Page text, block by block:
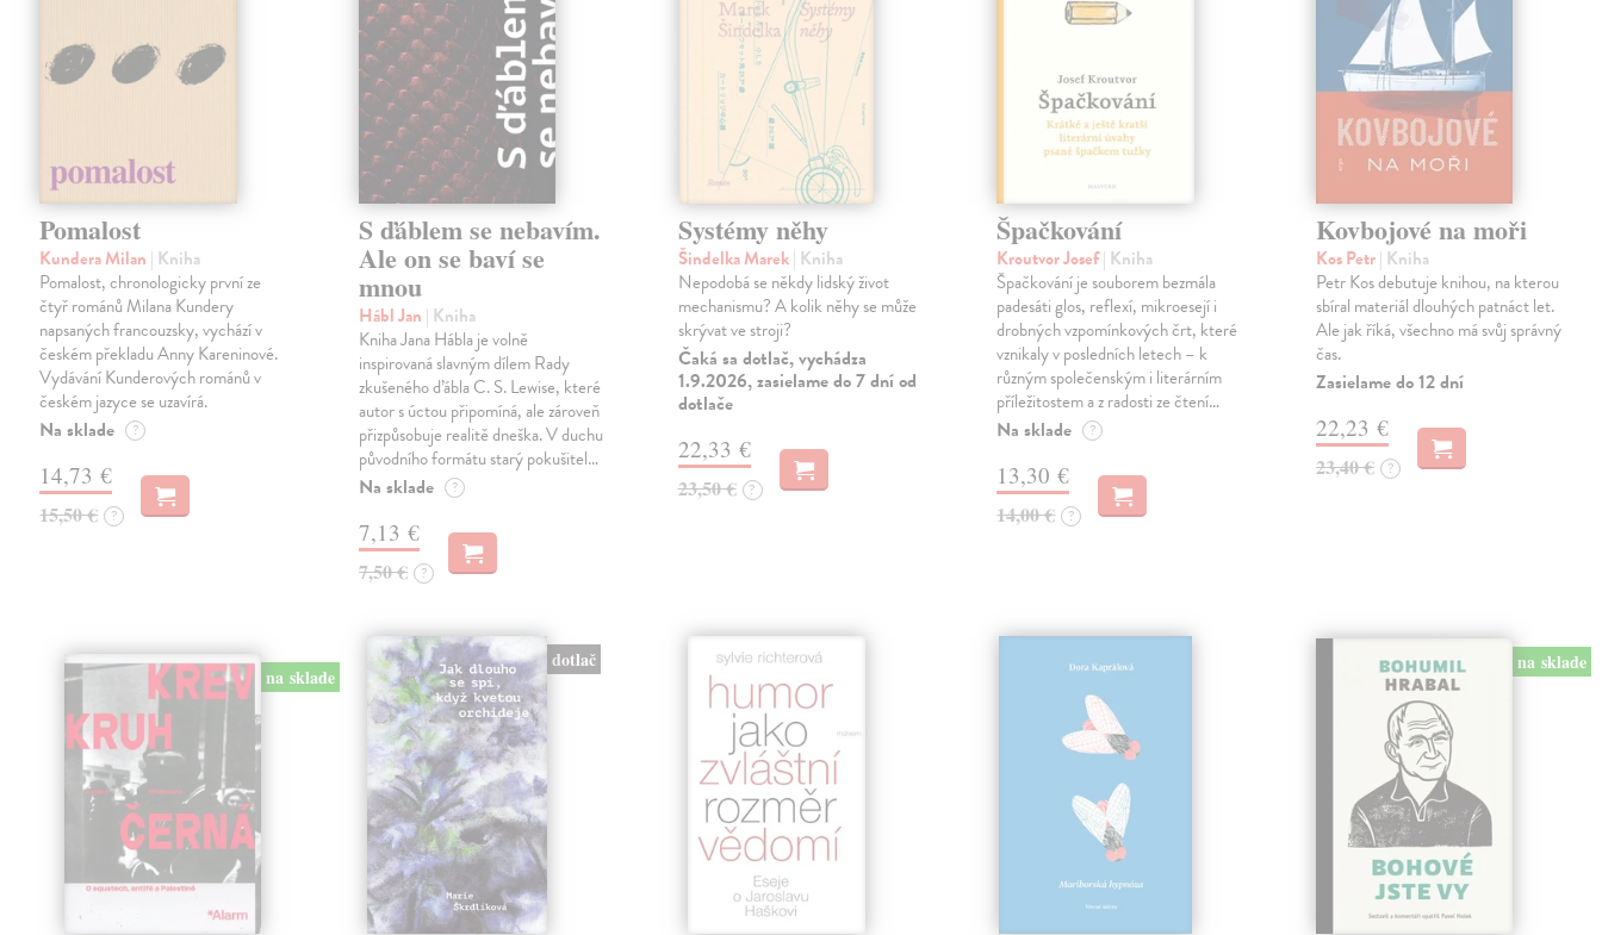
Pomalost
Kundera Milan | Kniha
Pomalost, chronologicky první ze
čtyř románů Milana Kundery
napsaných francouzsky, vychází v
českém překladu Anny Kareninové.
Vydávání Kunderových románů v
českém jazyce se uzavírá.
Na sklade ?
14,73 €
15,50 € ?
S ďáblem se nebavím.
Ale on se baví se
mnou
Hábl Jan | Kniha
Kniha Jana Hábla je volně
inspirovaná slavným dílem Rady
zkušeného ďábla C. S. Lewise, které
autor s úctou připomíná, ale zároveň
přizpůsobuje realitě dneška. V duchu
původního formátu starý pokušitel…
Na sklade ?
7,13 €
7,50 € ?
Systémy něhy
Šindelka Marek| Kniha
Nepodobá se někdy lidský život
mechanismu? A kolik něhy se může
skrývat ve stroji?
Čaká sa dotlač, vychádza
1.9.2026, zasielame do 7 dní od
dotlače
22,33 €
23,50 € ?
Špačkování
Kroutvor Josef| Kniha
Špačkování je souborem bezmála
padesáti glos, reflexí, mikroesejí i
drobných vzpomínkových črt, které
vznikaly v posledních letech – k
různým společenským i literárním
příležitostem a z radosti ze čtení…
Na sklade ?
13,30 €
14,00 € ?
Kovbojové na moři
Kos Petr| Kniha
Petr Kos debutuje knihou, na kterou
sbíral materiál dlouhých patnáct let.
Ale jak říká, všechno má svůj správný
čas.
Zasielame do 12 dní
22,23 €
23,40 € ?
na sklade
dotlač na sklade